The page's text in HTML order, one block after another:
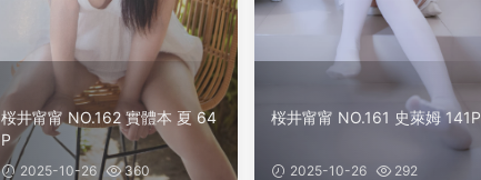
桜井甯甯 NO.162 實體本 夏 64
P
2025-10-26 360
桜井甯甯 NO.161 史萊姆 141P
2025-10-26 292